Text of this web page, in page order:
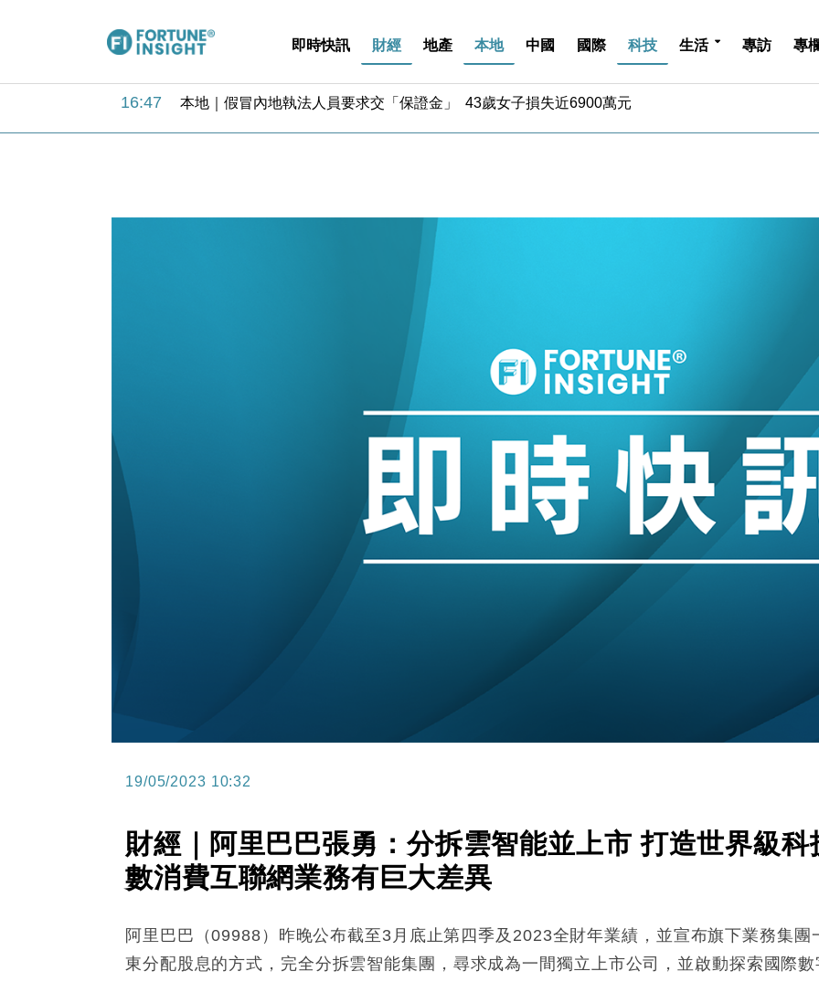
即時快訊 財經 地產 本地 中國 國際 科技 生活 專訪 專
16:47 本地｜假冒內地執法人員要求交「保證金」 43歲女子損失近6900萬元
國際｜特朗普料美伊戰事快結束 承認部分彈藥庫存緊張
財經｜SA售股自救後再出手 斥4億美元押注未上市公司
財經｜滙豐上調香港今年GDP預測至4.5% 看好貿易及消費表現
本地｜假冒內地執法人員要求交「保證金」 43歲女子損失近6900萬元
財經｜日經失守6.5萬點後回穩 全周仍升近2%
財經｜恒隆10月換帥 玩具「反」斗城亞洲CEO蔡德粦接任
財經｜韓股反覆波動收跌 連挫7周創逾3年最長跌勢
財經｜內地7月美元計價出口增近24%勝預期 貿易順差達1125億美元
財經｜日本春季三度入市撐日圓 4月單日斥6.28萬億日圓干預創新高
國際｜特朗普料美伊戰事快結束 承認部分彈藥庫存緊張
15:59 財經｜SA售股自救後再出手 斥4億美元押注未上市公司
11:30 財經｜精星香港夥菜鳥拓全球智慧倉儲市場 加快海外市場落地
19/05/2023 10:32
財經｜阿里巴巴張勇：分拆雲智能並上市 打造世界級
數消費互聯網業務有巨大差異
阿里巴巴（09988）昨晚公布截至3月底止第四季及2023全財年業績，並宣布旗下業務集
東分配股息的方式，完全分拆雲智能集團，尋求成為一間獨立上市公司，並啟動探索國際